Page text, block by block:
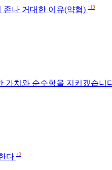
존나 거대한 이유(약혐) +19
가치와 순수함을 지키겠습니
다 +9